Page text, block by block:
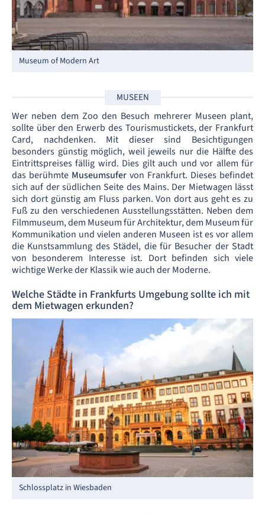
Museum of Modern Art
MUSEEN
Wer neben dem Zoo den Besuch mehrerer Museen plant,
sollte über den Erwerb des Tourismustickets, der Frankfurt
Card, nachdenken. Mit dieser sind Besichtigungen
besonders günstig möglich, weil jeweils nur die Hälfte des
Eintrittspreises fällig wird. Dies gilt auch und vor allem für
das berühmte Museumsufer von Frankfurt. Dieses befindet
sich auf der südlichen Seite des Mains. Der Mietwagen lässt
sich dort günstig am Fluss parken. Von dort aus geht es zu
Fuß zu den verschiedenen Ausstellungsstätten. Neben dem
Filmmuseum, dem Museum für Architektur, dem Museum für
Kommunikation und vielen anderen Museen ist es vor allem
die Kunstsammlung des Städel, die für Besucher der Stadt
von besonderem Interesse ist. Dort befinden sich viele
wichtige Werke der Klassik wie auch der Moderne.
Welche Städte in Frankfurts Umgebung sollte ich mit
dem Mietwagen erkunden?
Schlossplatz in Wiesbaden